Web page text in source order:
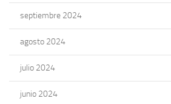
septiembre 2024
agosto 2024
julio 2024
junio 2024